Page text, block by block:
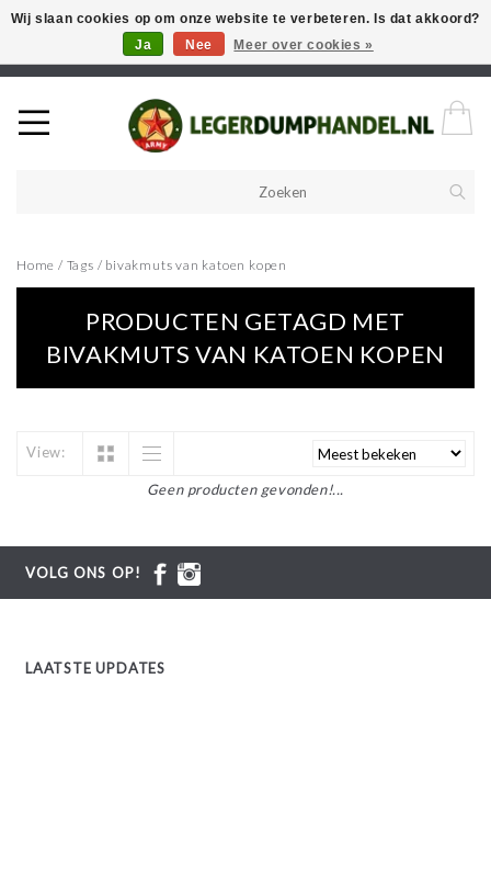
Welkom in onze webshop! Als u een product zoekt en deze niet kan
vinden in de webwinkel, neem vooral contact op!
Home / Tags / bivakmuts van katoen kopen
PRODUCTEN GETAGD MET
BIVAKMUTS VAN KATOEN KOPEN
View:
Geen producten gevonden!...
VOLG ONS OP!
LAATSTE UPDATES
Wij slaan cookies op om onze website te verbeteren. Is dat akkoord?
Ja
Nee Meer over cookies »